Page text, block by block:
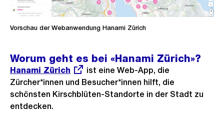
Vorschau der Webanwendung Hanami Zürich
Worum geht es bei «Hanami Zürich»?
Externer
Link:
Hanami Zürich
ist eine Web-App, die
Zürcher*innen und Besucher*innen hilft, die
schönsten Kirschblüten-Standorte in der Stadt zu
entdecken.